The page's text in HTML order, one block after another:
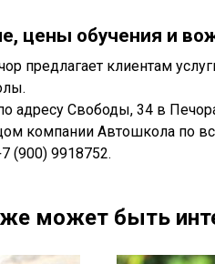
цены обучения и
предлагает клиентам
адресу Свободы, 34 в
компании Автошкола по
(900) 9918752.
может быть